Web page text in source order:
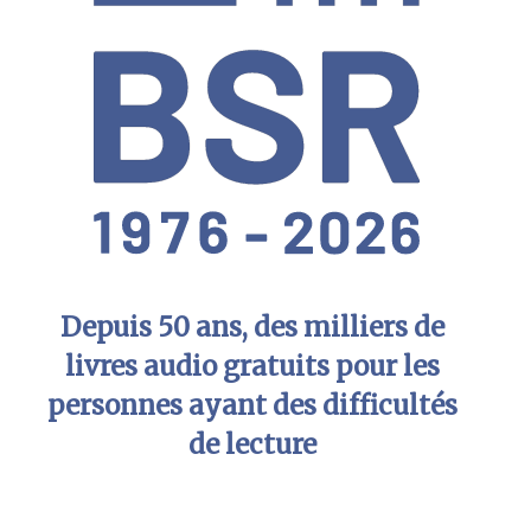
Depuis 50 ans, des milliers de
livres audio gratuits pour les
personnes ayant des difficultés
de lecture